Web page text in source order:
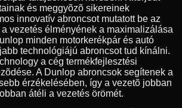
és meggyõzõ sikereinek
innovatív abroncsot mutatott be az
vezetés élményének a maximalizálása
minden motorkerékpár és autó
technológiájú abroncsot tud kínálni.
a cég termékfejlesztési
A Dunlop abroncsok segítenek a
érzékelésében, így a vezetõ jobban
átéli a vezetés örömét.